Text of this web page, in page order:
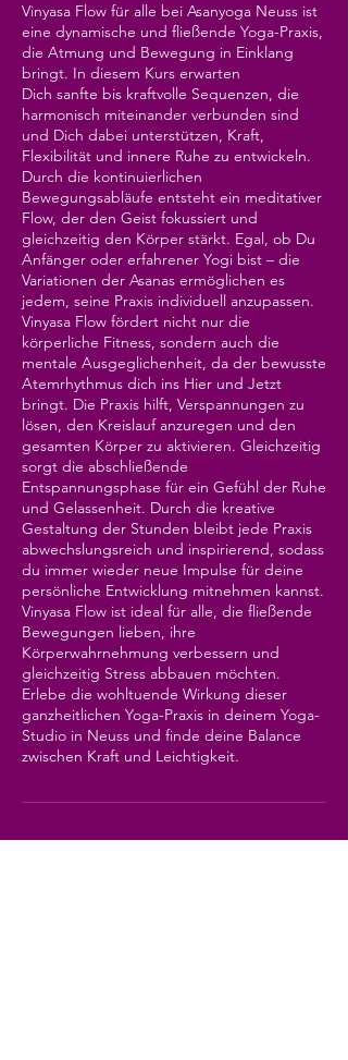
Vinyasa Flow für alle bei Asanyoga Neuss ist
eine dynamische und fließende Yoga-Praxis,
die Atmung und Bewegung in Einklang
bringt. In diesem Kurs erwarten
Dich sanfte bis kraftvolle Sequenzen, die
harmonisch miteinander verbunden sind
und Dich dabei unterstützen, Kraft,
Flexibilität und innere Ruhe zu entwickeln.
Durch die kontinuierlichen
Bewegungsabläufe entsteht ein meditativer
Flow, der den Geist fokussiert und
gleichzeitig den Körper stärkt. Egal, ob Du
Anfänger oder erfahrener Yogi bist – die
Variationen der Asanas ermöglichen es
jedem, seine Praxis individuell anzupassen.
Vinyasa Flow fördert nicht nur die
körperliche Fitness, sondern auch die
mentale Ausgeglichenheit, da der bewusste
Atemrhythmus dich ins Hier und Jetzt
bringt. Die Praxis hilft, Verspannungen zu
lösen, den Kreislauf anzuregen und den
gesamten Körper zu aktivieren. Gleichzeitig
sorgt die abschließende
Entspannungsphase für ein Gefühl der Ruhe
und Gelassenheit. Durch die kreative
Gestaltung der Stunden bleibt jede Praxis
abwechslungsreich und inspirierend, sodass
du immer wieder neue Impulse für deine
persönliche Entwicklung mitnehmen kannst.
Vinyasa Flow ist ideal für alle, die fließende
Bewegungen lieben, ihre
Körperwahrnehmung verbessern und
gleichzeitig Stress abbauen möchten.
Erlebe die wohltuende Wirkung dieser
ganzheitlichen Yoga-Praxis in deinem Yoga-
Studio in Neuss und finde deine Balance
zwischen Kraft und Leichtigkeit.